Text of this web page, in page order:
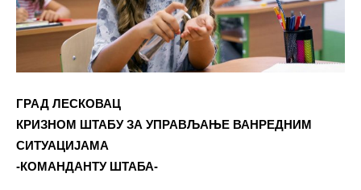
ГРАД ЛЕСКОВАЦ
КРИЗНОМ ШТАБУ ЗА УПРАВЉАЊЕ ВАНРЕДНИМ
СИТУАЦИЈАМА
-КОМАНДАНТУ ШТАБА-